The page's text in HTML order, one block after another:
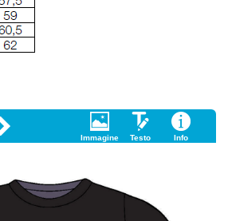
Immagine Testo Info